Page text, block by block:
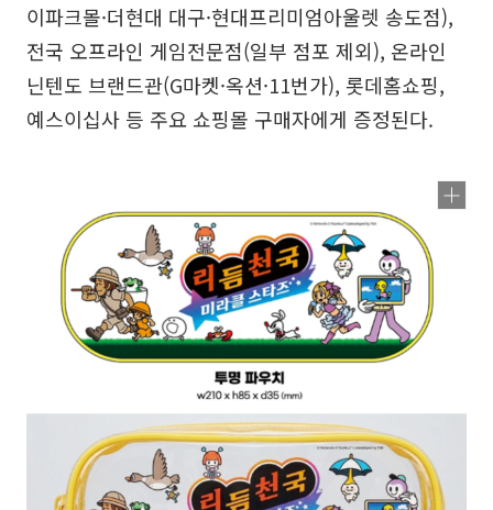
이파크몰·더현대 대구·현대프리미엄아울렛 송도점),
전국 오프라인 게임전문점(일부 점포 제외), 온라인
닌텐도 브랜드관(G마켓·옥션·11번가), 롯데홈쇼핑,
예스이십사 등 주요 쇼핑몰 구매자에게 증정된다.